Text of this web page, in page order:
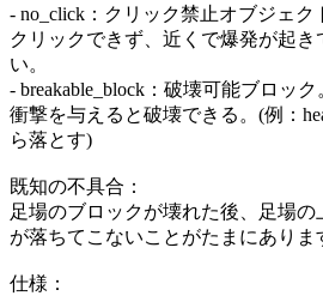
- no_click：クリック禁止オブジェ
クリックできず、近くで爆発が起
い。
- breakable_block：破壊可能ブロッ
衝撃を与えると破壊できる。(例：
ら落とす)
既知の不具合：
足場のブロックが壊れた後、足場
が落ちてこないことがたまにありま
仕様：